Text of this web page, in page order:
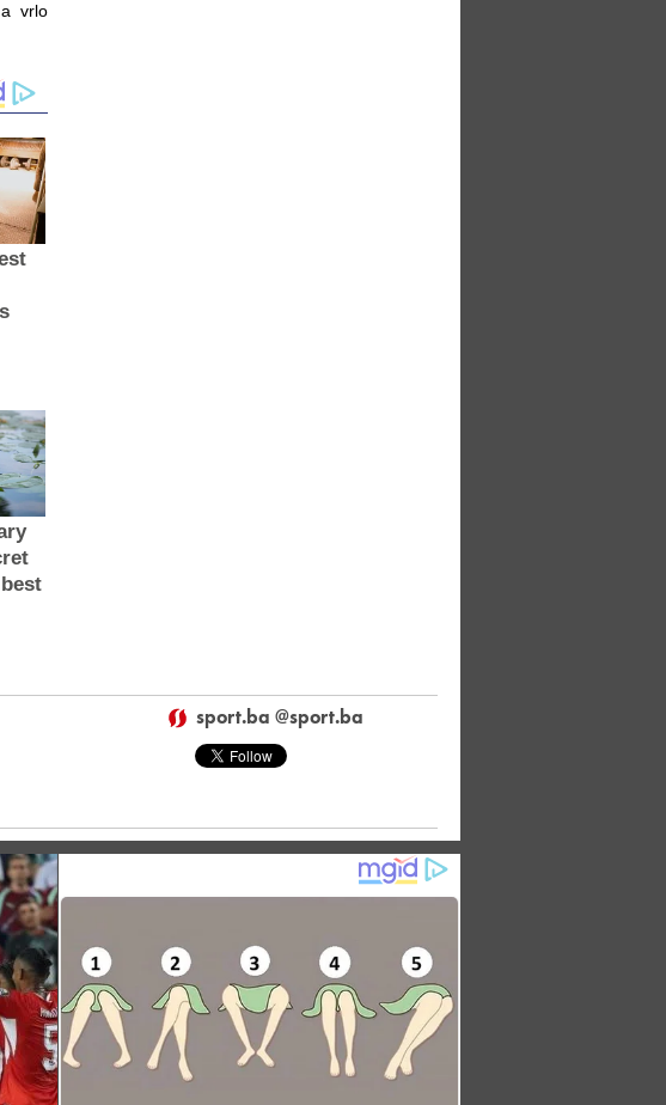
vrlo
sport.ba @sport.ba